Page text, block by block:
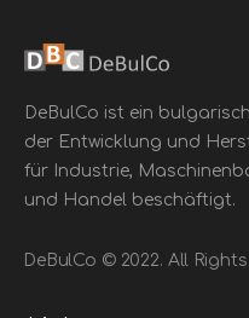
DeBulCo ist ein
der Entwicklung und
für Industrie,
und Handel beschäftigt.
DeBulCo © 2022. All